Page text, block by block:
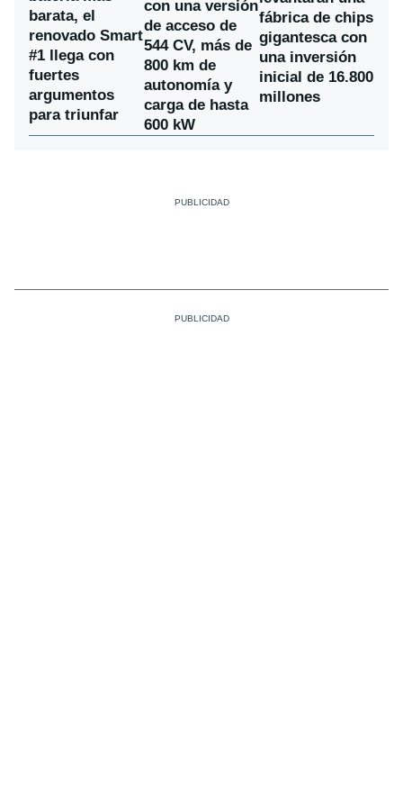
barata, el
renovado Smart
#1 llega con
fuertes
argumentos
para triunfar
con una versión
de acceso de
544 CV, más de
800 km de
autonomía y
carga de hasta
600 kW
fábrica de chips
gigantesca con
una inversión
inicial de 16.800
millones